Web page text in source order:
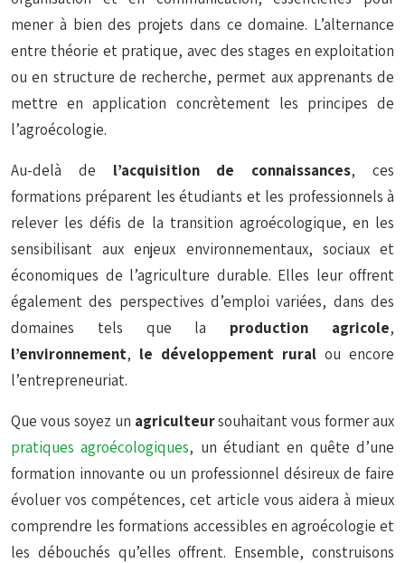
mener à bien des projets dans ce domaine. L’alternance
entre théorie et pratique, avec des stages en exploitation
ou en structure de recherche, permet aux apprenants de
mettre en application concrètement les principes de
l’agroécologie.
Au-delà de l’acquisition de connaissances, ces
formations préparent les étudiants et les professionnels à
relever les défis de la transition agroécologique, en les
sensibilisant aux enjeux environnementaux, sociaux et
économiques de l’agriculture durable. Elles leur offrent
également des perspectives d’emploi variées, dans des
domaines tels que la production agricole,
l’environnement, le développement rural ou encore
l’entrepreneuriat.
Que vous soyez un agriculteursouhaitant vous former aux
pratiques agroécologiques, un étudiant en quête d’une
formation innovante ou un professionnel désireux de faire
évoluer vos compétences, cet article vous aidera à mieux
comprendre les formations accessibles en agroécologie et
les débouchés qu’elles offrent. Ensemble, construisons